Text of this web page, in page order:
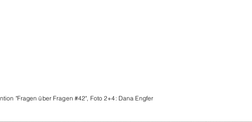
"Fragen über Fragen #42", Foto 2+4: Dana Engfer